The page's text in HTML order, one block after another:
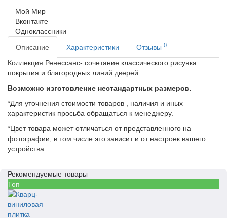
Мой Мир
Вконтакте
Одноклассники
Описание
Характеристики Отзывы 0
Коллекция Ренессанс- сочетание классического рисунка
покрытия и благородных линий дверей.
Возможно изготовление нестандартных размеров.
*Для уточнения стоимости товаров , наличия и иных
характеристик просьба обращаться к менеджеру.
*Цвет товара может отличаться от представленного на
фотографии, в том числе это зависит и от настроек вашего
устройства.
Рекомендуемые товары
Топ